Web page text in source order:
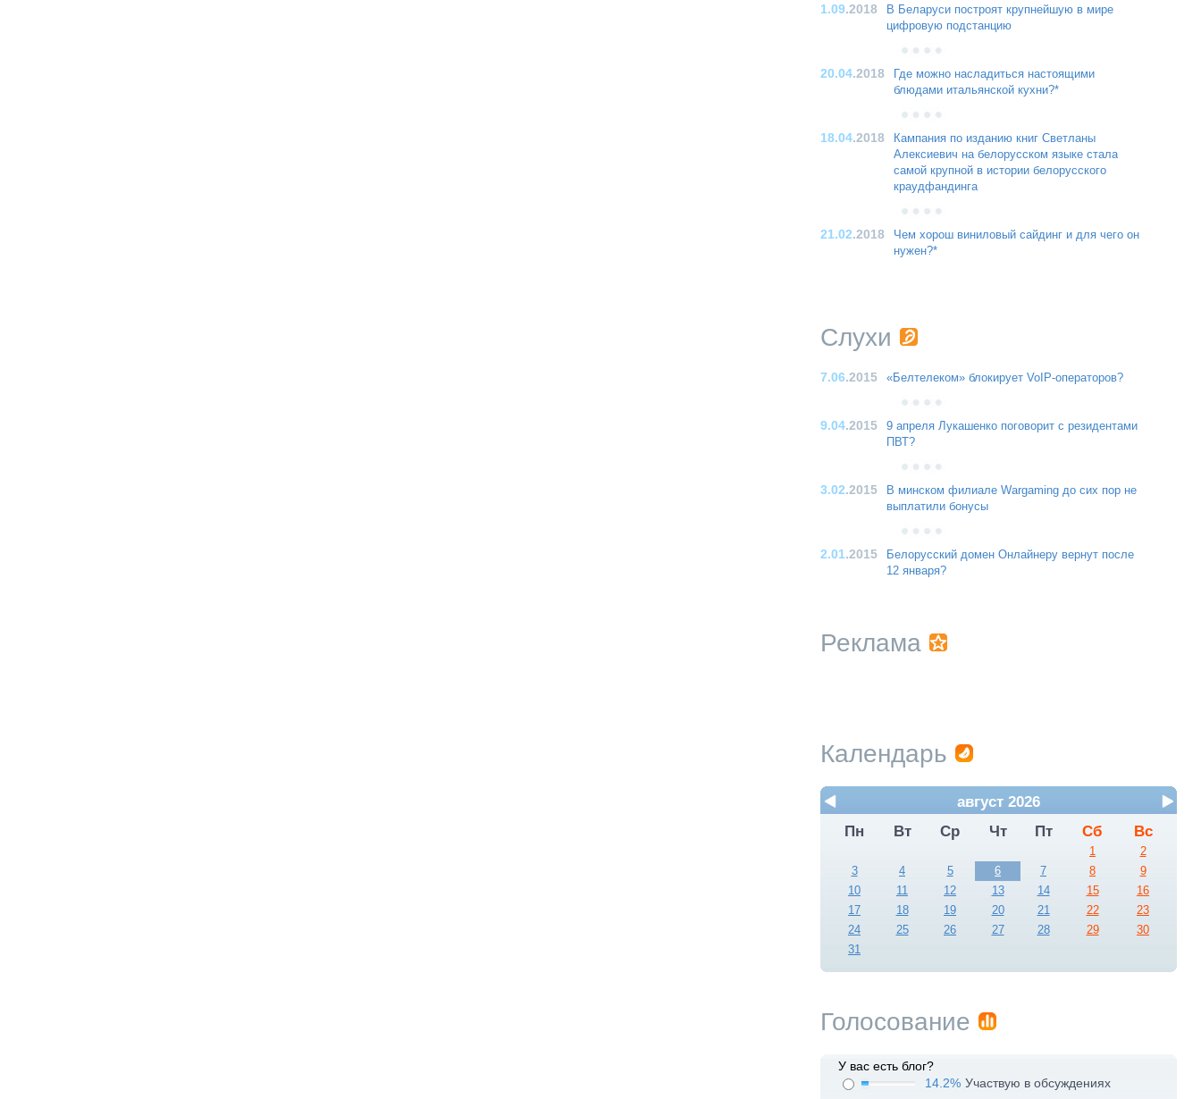
1.09.2018
В Беларуси построят крупнейшую в мире
цифровую подстанцию
20.04.2018
Где можно насладиться настоящими
блюдами итальянской кухни?*
18.04.2018
Кампания по изданию книг Светланы
Алексиевич на белорусском языке стала
самой крупной в истории белорусского
краудфандинга
21.02.2018
Чем хорош виниловый сайдинг и для чего он
нужен?*
Слухи
7.06.2015 «Белтелеком» блокирует VoIP-операторов?
9.04.2015
9 апреля Лукашенко поговорит с резидентами
ПВТ?
3.02.2015
В минском филиале Wargaming до сих пор не
выплатили бонусы
2.01.2015
Белорусский домен Онлайнеру вернут после
12 января?
Реклама
Календарь
август 2026
Пн
Вт Ср Чт Пт Сб Вс
1
2
3
4 5 6 7 8
9
10
11 12 13 14 15
16
17
18 19 20 21 22
23
24
25 26 27 28 29
30
31
Голосование
У вас есть блог?
14.2% Участвую в обсуждениях